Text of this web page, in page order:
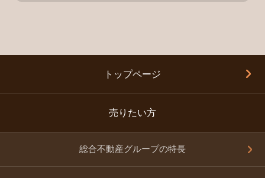
トップページ
売りたい方
総合不動産グループの特長